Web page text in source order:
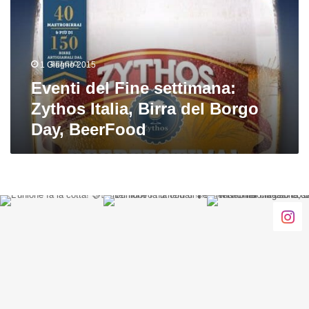
Zythos
Borgo
BeerFood
1 Giugno 2015
Eventi del Fine settimana:
Zythos Italia, Birra del Borgo
Day, BeerFood